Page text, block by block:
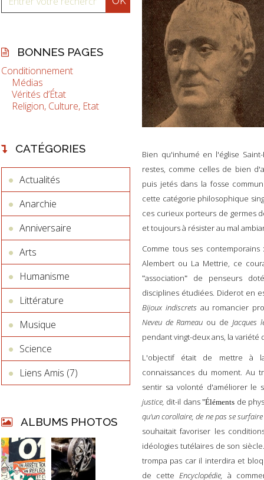
BONNES PAGES
Conditionnement
Médias
Vérités d’État
Religion, Culture, Etat
CATÉGORIES
Actualités
Anarchie
Anniversaire
Arts
Humanisme
Littérature
Musique
Science
Liens Amis (7)
ALBUMS PHOTOS
Bien qu'inhumé en l'église
restes, comme celles de bien
puis jetés dans la fosse
cette catégorie philosophique
ces curieux porteurs de germes
et toujours à résister au mal
Comme tous ses
Alembert ou La Mettrie, ce
"association"de penseurs
disciplines étudiées. Diderot en
Bijoux indiscrets au romancier
Neveu de Rameau ou de Jacques
pendant vingt-deux ans, la
L'objectif était de mettre à
connaissances du moment. Au
sentir sa volonté d'améliorer le
justice, dit-il dans"Éléments de
qu'un corollaire, de ne pas se
souhaitait favoriser les
idéologies tutélaires de son
trompa pas car il interdira et
de cette Encyclopédie, à